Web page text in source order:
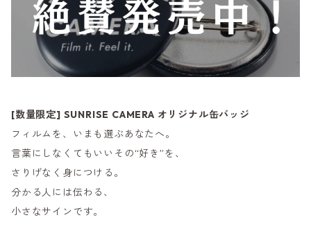
[数量限定] SUNRISE CAMERA オリジナル缶バッジ
フィルムを、いまも選ぶあなたへ。
言葉にしなくてもいいその“好き”を、
さりげなく身につける。
分かる人には伝わる、
小さなサインです。